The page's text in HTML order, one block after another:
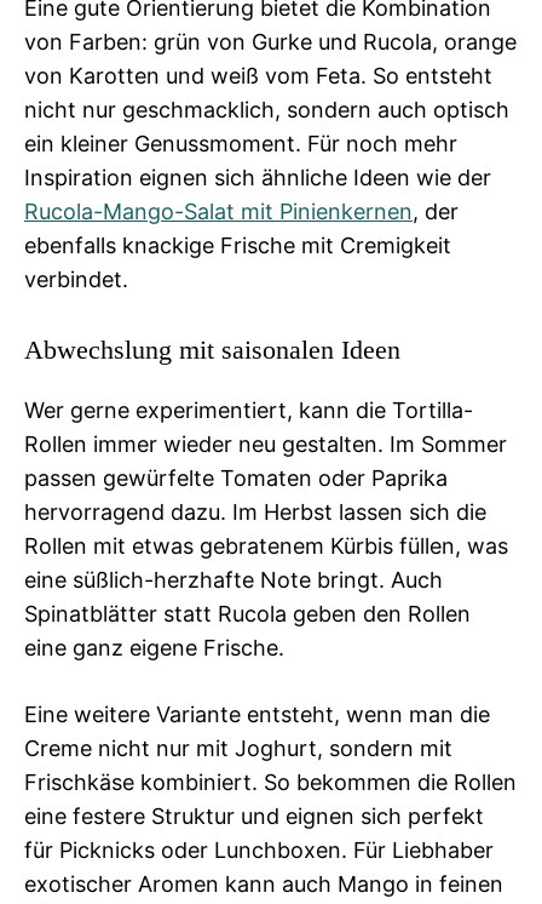
Eine gute Orientierung bietet die Kombination
von Farben: grün von Gurke und Rucola, orange
von Karotten und weiß vom Feta. So entsteht
nicht nur geschmacklich, sondern auch optisch
ein kleiner Genussmoment. Für noch mehr
Inspiration eignen sich ähnliche Ideen wie der
Rucola-Mango-Salat mit Pinienkernen, der
ebenfalls knackige Frische mit Cremigkeit
verbindet.
Abwechslung mit saisonalen Ideen
Wer gerne experimentiert, kann die Tortilla-
Rollen immer wieder neu gestalten. Im Sommer
passen gewürfelte Tomaten oder Paprika
hervorragend dazu. Im Herbst lassen sich die
Rollen mit etwas gebratenem Kürbis füllen, was
eine süßlich-herzhafte Note bringt. Auch
Spinatblätter statt Rucola geben den Rollen
eine ganz eigene Frische.
Eine weitere Variante entsteht, wenn man die
Creme nicht nur mit Joghurt, sondern mit
Frischkäse kombiniert. So bekommen die Rollen
eine festere Struktur und eignen sich perfekt
für Picknicks oder Lunchboxen. Für Liebhaber
exotischer Aromen kann auch Mango in feinen